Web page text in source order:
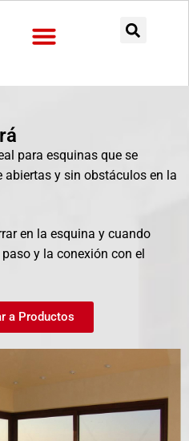
para esquinas que se
y sin obstáculos en la
en la esquina y cuando
y la conexión con el
a Productos